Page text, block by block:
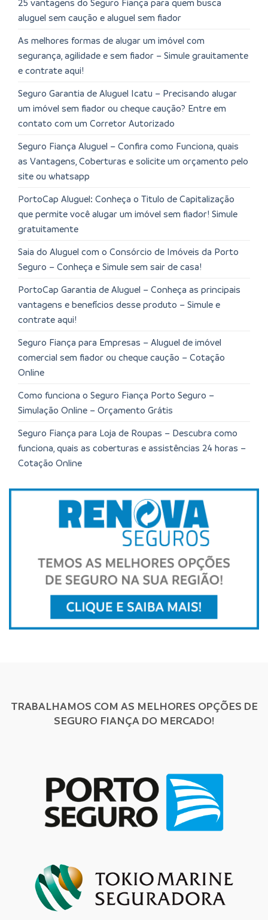
aluguel sem caução e aluguel sem fiador
As melhores formas de alugar um imóvel com
segurança, agilidade e sem fiador – Simule grauitamente
e contrate aqui!
Seguro Garantia de Aluguel Icatu – Precisando alugar
um imóvel sem fiador ou cheque caução? Entre em
contato com um Corretor Autorizado
Seguro Fiança Aluguel – Confira como Funciona, quais
as Vantagens, Coberturas e solicite um orçamento pelo
site ou whatsapp
PortoCap Aluguel: Conheça o Titulo de Capitalização
que permite você alugar um imóvel sem fiador! Simule
gratuitamente
Saia do Aluguel com o Consórcio de Imóveis da Porto
Seguro – Conheça e Simule sem sair de casa!
PortoCap Garantia de Aluguel – Conheça as principais
vantagens e benefícios desse produto – Simule e
contrate aqui!
Seguro Fiança para Empresas – Aluguel de imóvel
comercial sem fiador ou cheque caução – Cotação
Online
Como funciona o Seguro Fiança Porto Seguro –
Simulação Online – Orçamento Grátis
Seguro Fiança para Loja de Roupas – Descubra como
funciona, quais as coberturas e assistências 24 horas –
Cotação Online
TRABALHAMOS COM AS MELHORES OPÇÕES DE
SEGURO FIANÇA DO MERCADO!